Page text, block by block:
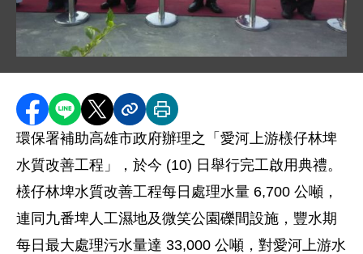
分享至 Facebook
分享到 LINE
分享到 X分享內容連結
列印本頁
環保署補助高雄市政府辦理之「愛河上游檨仔林埤
水質改善工程」，於今 (10) 日舉行完工啟用典禮。
檨仔林埤水質改善工程每日處理水量 6,700 公噸，
連同九番埤人工濕地及微笑公園礫間設施，豐水期
每日最大處理污水量達 33,000 公噸，對愛河上游水